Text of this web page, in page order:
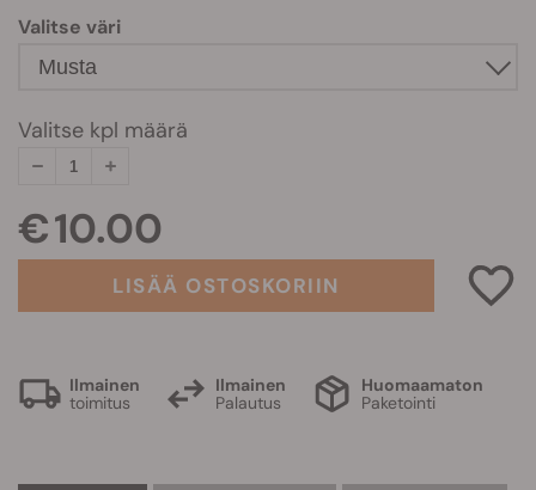
Valitse väri
Valitse kpl määrä
€ 10.00
LISÄÄ OSTOSKORIIN
Ilmainen
toimitus
Ilmainen
Palautus
Huomaamaton
Paketointi